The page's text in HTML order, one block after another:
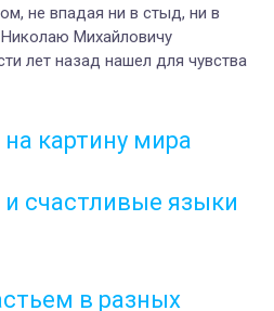
не впадая ни в стыд, ни в
Михайловичу
лет назад нашел для чувства
картину мира
счастливые языки
в разных